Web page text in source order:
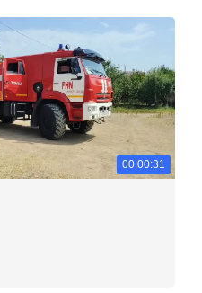
00:00:31